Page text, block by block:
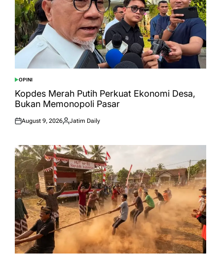
POSTED
IN
OPINI
Kopdes Merah Putih Perkuat Ekonomi Desa,
Bukan Memonopoli Pasar
Posted
August 9, 2026
Posted
Jatim Daily